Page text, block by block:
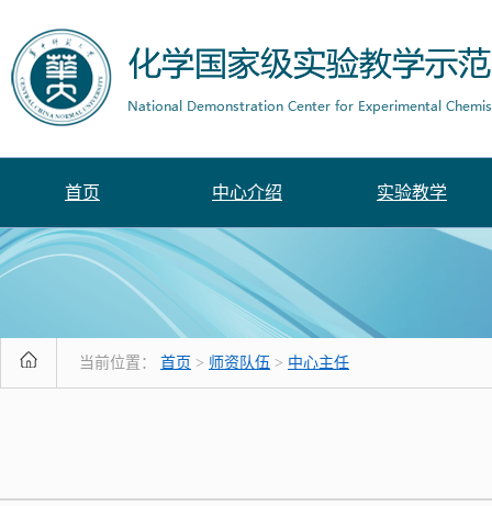
首页 中心介绍 实验教学
当前位置： 首页 > 师资队伍 > 中心主任